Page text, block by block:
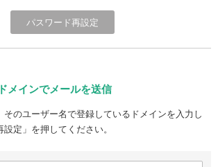
メインでメールを送信
そのユーザー名で登録しているドメインを入力し
定」を押してください。